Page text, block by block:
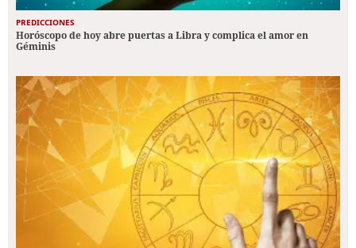
PREDICCIONES
Horóscopo de hoy abre puertas a Libra y complica el amor en
Géminis